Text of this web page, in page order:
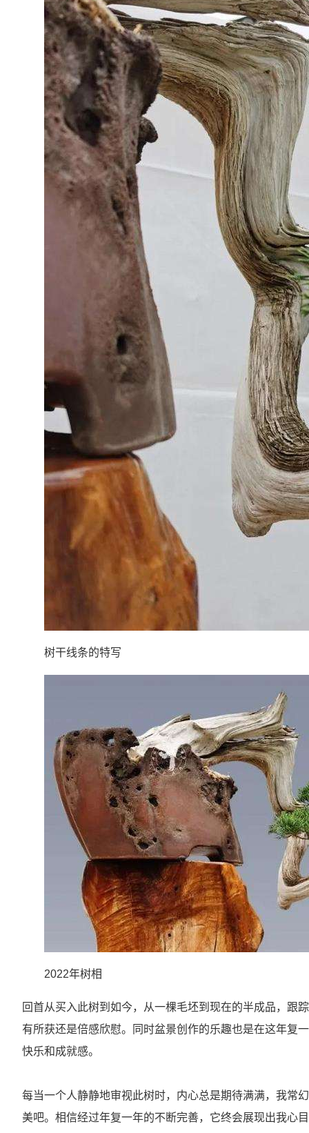
树干线条的特写
2022年树相
回首从买入此树到如今，从一棵毛坯到现在的半成品，跟
有所获还是倍感欣慰。同时盆景创作的乐趣也是在这年复
快乐和成就感。
每当一个人静静地审视此树时，内心总是期待满满，我常
美吧。相信经过年复一年的不断完善，它终会展现出我心